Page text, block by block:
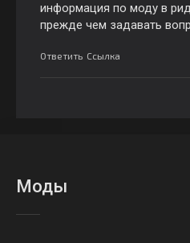
информация по моду в
прежде чем задавать
Ответить Ссылка
Моды